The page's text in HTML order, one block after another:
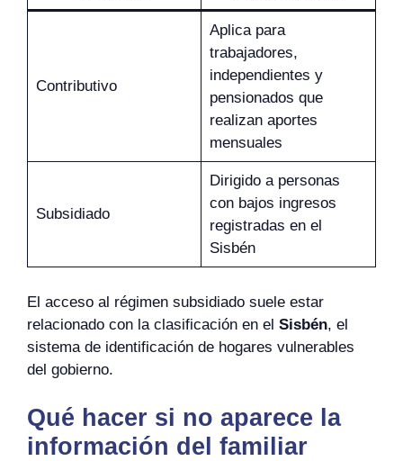
Contributivo
Aplica para
trabajadores,
independientes y
pensionados que
realizan aportes
mensuales
Subsidiado
Dirigido a personas
con bajos ingresos
registradas en el
Sisbén
El acceso al régimen subsidiado suele estar
relacionado con la clasificación en el Sisbén, el
sistema de identificación de hogares vulnerables
del gobierno.
Qué hacer si no aparece la
información del familiar